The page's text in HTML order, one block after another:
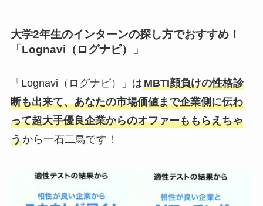
大学2年生のインターンの探し方でおすすめ！
「Lognavi（ログナビ）」
「Lognavi（ログナビ）」はMBTI顔負けの性格診
断も出来て、あなたの市場価値まで企業側に伝わ
って超大手優良企業からのオファーももらえちゃ
うから一石二鳥です！